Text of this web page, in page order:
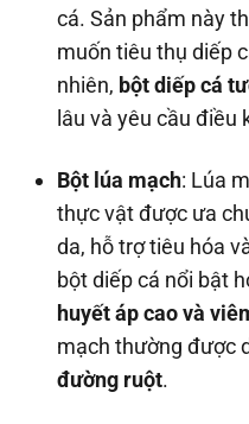
cá. Sản phẩm này
muốn tiêu thụ diếp
nhiên, bột diếp cá
lâu và yêu cầu
Bột lúa mạch: Lúa
thực vật được ưa
da, hỗ trợ tiêu hóa
bột diếp cá nổi bật
huyết áp cao và
mạch thường được
đường ruột.